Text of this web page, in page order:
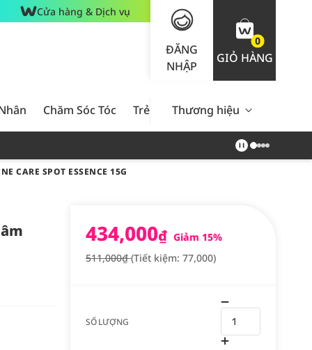
Cửa hàng & Dịch vụ
ĐĂNG
NHẬP
0
GIỎ HÀNG
Chăm Sóc Tóc Trẻ Em Nam Giới Chăm Sóc
Thương hiệu
CARE SPOT ESSENCE 15G
434,000₫ Giảm 15%
511,000₫(Tiết kiệm: 77,000)
SỐ LƯỢNG